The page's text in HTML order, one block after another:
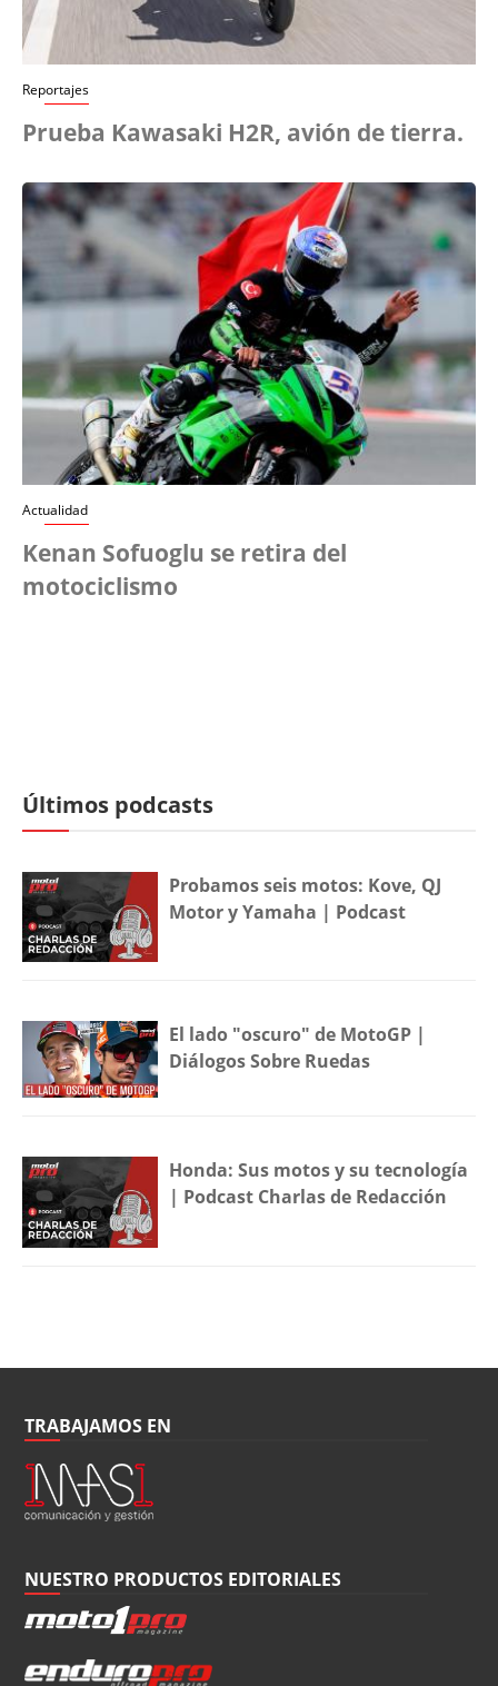
Reportajes
Prueba Kawasaki H2R, avión de tierra.
Actualidad
Kenan Sofuoglu se retira del
motociclismo
Últimos podcasts
Probamos seis motos: Kove, QJ
Motor y Yamaha | Podcast
El lado "oscuro" de MotoGP |
Diálogos Sobre Ruedas
Honda: Sus motos y su tecnología
| Podcast Charlas de Redacción
TRABAJAMOS EN
NUESTRO PRODUCTOS EDITORIALES